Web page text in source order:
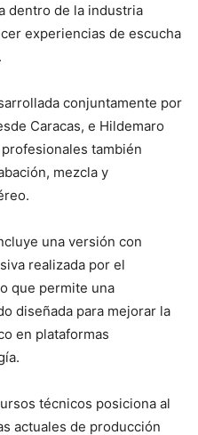
dentro de la industria
experiencias de escucha
conjuntamente por
Caracas, e Hildemaro
también
mezcla y
una versión con
realizada por el
que permite una
diseñada para mejorar la
en plataformas
técnicos posiciona al
actuales de producción